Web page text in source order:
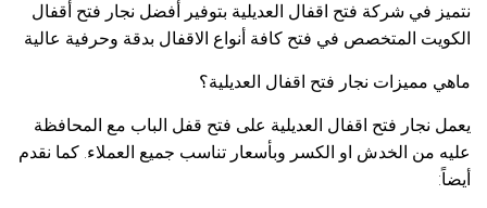
نتميز في شركة فتح اقفال العديلية بتوفير أفضل نجار فتح أقفال
الكويت المتخصص في فتح كافة أنواع الاقفال بدقة وحرفية عالية
ماهي مميزات نجار فتح اقفال العديلية؟
يعمل نجار فتح اقفال العديلية على فتح قفل الباب مع المحافظة
عليه من الخدش او الكسر وبأسعار تناسب جميع العملاء. كما نقدم
أيضاً: